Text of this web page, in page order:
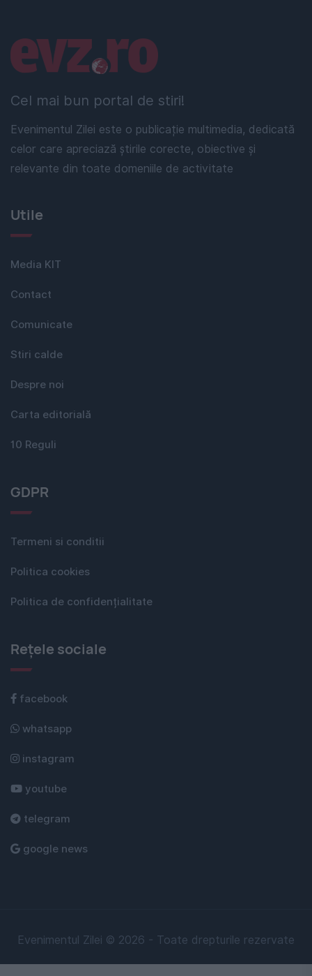
Cel mai bun portal de stiri!
Evenimentul Zilei este o publicație multimedia, dedicată
celor care apreciază știrile corecte, obiective și
relevante din toate domeniile de activitate
Linkuri utile
Utile
Media KIT
Contact
Comunicate
Stiri calde
Despre noi
Carta editorială
10 Reguli
GDPR
Termeni si conditii
Politica cookies
Politica de confidențialitate
Rețele sociale
facebook
whatsapp
instagram
youtube
telegram
google news
Evenimentul Zilei © 2026 - Toate drepturile rezervate